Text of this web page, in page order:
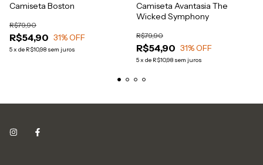
Camiseta Boston
R$54,90
R$79,90
31% OFF
5x de R$10,98 sem juros
Camiseta Avantasia The
Wicked Symphony
R$54,90
R$79,90
31% OFF
5x de R$10,98 sem juros